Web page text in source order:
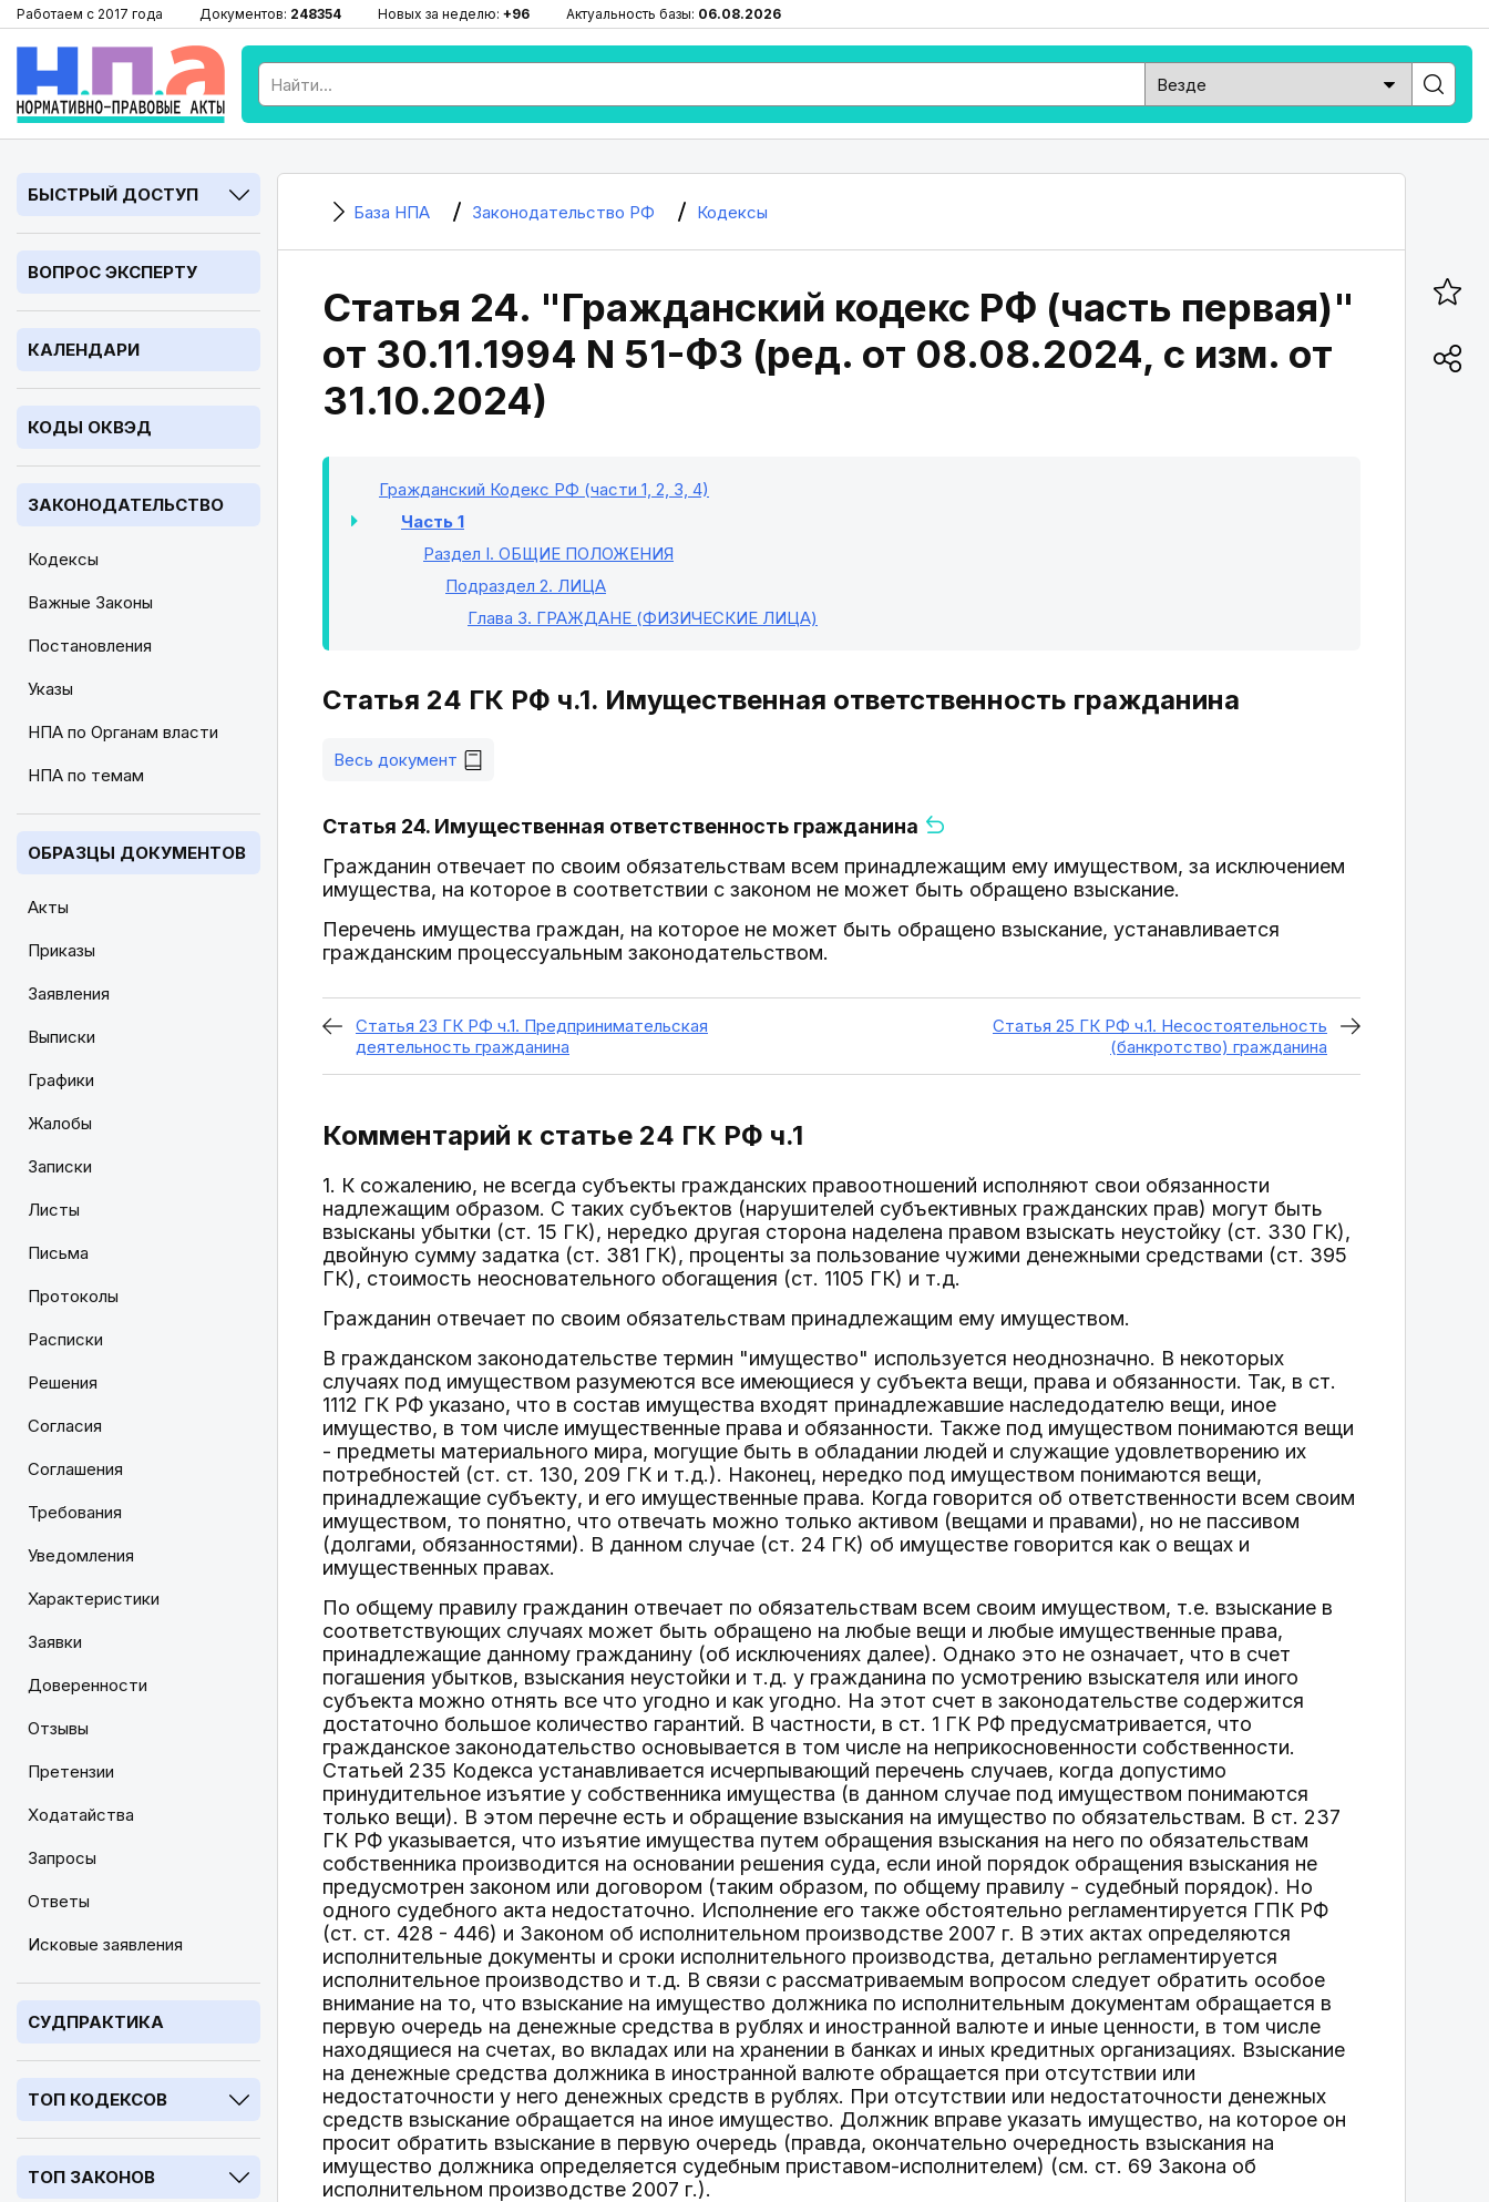
Работаем с 2017 года Документов: 248354 Новых за неделю: +96 Актуальность базы: 06.08.2026
БЫСТРЫЙ ДОСТУП
ВОПРОС ЭКСПЕРТУ
КАЛЕНДАРИ
КОДЫ ОКВЭД
ЗАКОНОДАТЕЛЬСТВО
Кодексы
Важные Законы
Постановления
Указы
НПА по Органам власти
НПА по темам
ОБРАЗЦЫ ДОКУМЕНТОВ
Акты
Приказы
Заявления
Выписки
Графики
Жалобы
Записки
Листы
Письма
Протоколы
Расписки
Решения
Согласия
Соглашения
Требования
Уведомления
Характеристики
Заявки
Доверенности
Отзывы
Претензии
Ходатайства
Запросы
Ответы
Исковые заявления
СУДПРАКТИКА
ТОП КОДЕКСОВ
ТОП ЗАКОНОВ
База НПА Законодательство РФ Кодексы
Статья 24. "Гражданский кодекс РФ (часть первая)"
от 30.11.1994 N 51-ФЗ (ред. от 08.08.2024, с изм. от
31.10.2024)
Гражданский Кодекс РФ (части 1, 2, 3, 4)
Часть 1
Раздел I. ОБЩИЕ ПОЛОЖЕНИЯ
Подраздел 2. ЛИЦА
Глава 3. ГРАЖДАНЕ (ФИЗИЧЕСКИЕ ЛИЦА)
Статья 24 ГК РФ ч.1. Имущественная ответственность гражданина
Весь документ
Статья 24. Имущественная ответственность гражданина
Гражданин отвечает по своим обязательствам всем принадлежащим ему имуществом, за исключением
имущества, на которое в соответствии с законом не может быть обращено взыскание.
Перечень имущества граждан, на которое не может быть обращено взыскание, устанавливается
гражданским процессуальным законодательством.
Статья 23 ГК РФ ч.1. Предпринимательская
деятельность гражданина
Статья 25 ГК РФ ч.1. Несостоятельность
(банкротство) гражданина
Комментарий к статье 24 ГК РФ ч.1
1. К сожалению, не всегда субъекты гражданских правоотношений исполняют свои обязанности
надлежащим образом. С таких субъектов (нарушителей субъективных гражданских прав) могут быть
взысканы убытки (ст. 15 ГК), нередко другая сторона наделена правом взыскать неустойку (ст. 330 ГК),
двойную сумму задатка (ст. 381 ГК), проценты за пользование чужими денежными средствами (ст. 395
ГК), стоимость неосновательного обогащения (ст. 1105 ГК) и т.д.
Гражданин отвечает по своим обязательствам принадлежащим ему имуществом.
В гражданском законодательстве термин "имущество" используется неоднозначно. В некоторых
случаях под имуществом разумеются все имеющиеся у субъекта вещи, права и обязанности. Так, в ст.
1112 ГК РФ указано, что в состав имущества входят принадлежавшие наследодателю вещи, иное
имущество, в том числе имущественные права и обязанности. Также под имуществом понимаются вещи
- предметы материального мира, могущие быть в обладании людей и служащие удовлетворению их
потребностей (ст. ст. 130, 209 ГК и т.д.). Наконец, нередко под имуществом понимаются вещи,
принадлежащие субъекту, и его имущественные права. Когда говорится об ответственности всем своим
имуществом, то понятно, что отвечать можно только активом (вещами и правами), но не пассивом
(долгами, обязанностями). В данном случае (ст. 24 ГК) об имуществе говорится как о вещах и
имущественных правах.
По общему правилу гражданин отвечает по обязательствам всем своим имуществом, т.е. взыскание в
соответствующих случаях может быть обращено на любые вещи и любые имущественные права,
принадлежащие данному гражданину (об исключениях далее). Однако это не означает, что в счет
погашения убытков, взыскания неустойки и т.д. у гражданина по усмотрению взыскателя или иного
субъекта можно отнять все что угодно и как угодно. На этот счет в законодательстве содержится
достаточно большое количество гарантий. В частности, в ст. 1 ГК РФ предусматривается, что
гражданское законодательство основывается в том числе на неприкосновенности собственности.
Статьей 235 Кодекса устанавливается исчерпывающий перечень случаев, когда допустимо
принудительное изъятие у собственника имущества (в данном случае под имуществом понимаются
только вещи). В этом перечне есть и обращение взыскания на имущество по обязательствам. В ст. 237
ГК РФ указывается, что изъятие имущества путем обращения взыскания на него по обязательствам
собственника производится на основании решения суда, если иной порядок обращения взыскания не
предусмотрен законом или договором (таким образом, по общему правилу - судебный порядок). Но
одного судебного акта недостаточно. Исполнение его также обстоятельно регламентируется ГПК РФ
(ст. ст. 428 - 446) и Законом об исполнительном производстве 2007 г. В этих актах определяются
исполнительные документы и сроки исполнительного производства, детально регламентируется
исполнительное производство и т.д. В связи с рассматриваемым вопросом следует обратить особое
внимание на то, что взыскание на имущество должника по исполнительным документам обращается в
первую очередь на денежные средства в рублях и иностранной валюте и иные ценности, в том числе
находящиеся на счетах, во вкладах или на хранении в банках и иных кредитных организациях. Взыскание
на денежные средства должника в иностранной валюте обращается при отсутствии или
недостаточности у него денежных средств в рублях. При отсутствии или недостаточности денежных
средств взыскание обращается на иное имущество. Должник вправе указать имущество, на которое он
просит обратить взыскание в первую очередь (правда, окончательно очередность взыскания на
имущество должника определяется судебным приставом-исполнителем) (см. ст. 69 Закона об
исполнительном производстве 2007 г.).